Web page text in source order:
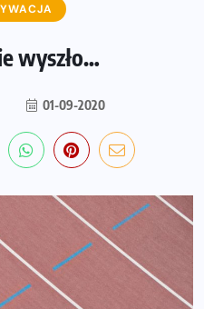
wyszło…
01-09-2020